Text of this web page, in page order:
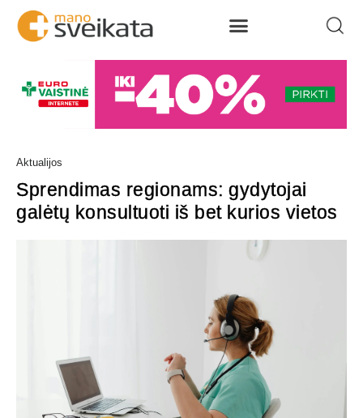
Aktualijos
Sprendimas regionams: gydytojai
galėtų konsultuoti iš bet kurios vietos